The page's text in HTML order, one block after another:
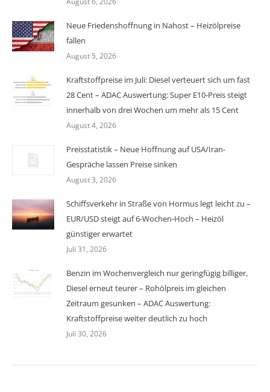
Neue Friedenshoffnung in Nahost – Heizölpreise
fallen
August 5, 2026
Kraftstoffpreise im Juli: Diesel verteuert sich um fast
28 Cent – ADAC Auswertung: Super E10-Preis steigt
innerhalb von drei Wochen um mehr als 15 Cent
August 4, 2026
Preisstatistik – Neue Hoffnung auf USA/Iran-
Gespräche lassen Preise sinken
August 3, 2026
Schiffsverkehr in Straße von Hormus legt leicht zu –
EUR/USD steigt auf 6-Wochen-Hoch – Heizöl
günstiger erwartet
Juli 31, 2026
Benzin im Wochenvergleich nur geringfügig billiger,
Diesel erneut teurer – Rohölpreis im gleichen
Zeitraum gesunken – ADAC Auswertung:
Kraftstoffpreise weiter deutlich zu hoch
Juli 30, 2026